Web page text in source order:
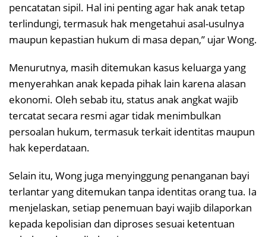
pencatatan sipil. Hal ini penting agar hak anak tetap
terlindungi, termasuk hak mengetahui asal-usulnya
maupun kepastian hukum di masa depan,” ujar Wong.
Menurutnya, masih ditemukan kasus keluarga yang
menyerahkan anak kepada pihak lain karena alasan
ekonomi. Oleh sebab itu, status anak angkat wajib
tercatat secara resmi agar tidak menimbulkan
persoalan hukum, termasuk terkait identitas maupun
hak keperdataan.
Selain itu, Wong juga menyinggung penanganan bayi
terlantar yang ditemukan tanpa identitas orang tua. Ia
menjelaskan, setiap penemuan bayi wajib dilaporkan
kepada kepolisian dan diproses sesuai ketentuan